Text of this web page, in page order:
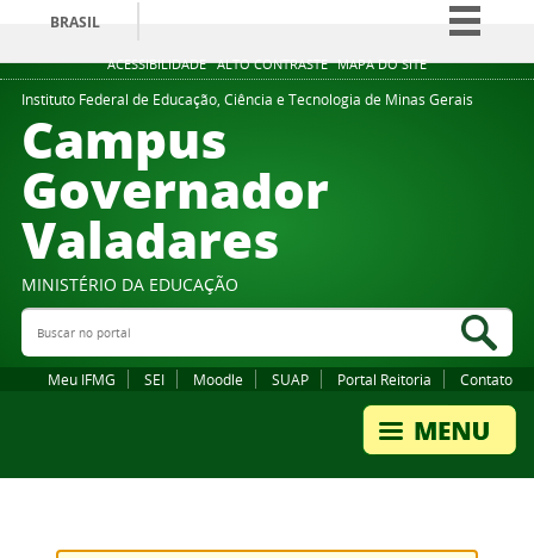
ACESSIBILIDADE ALTO CONTRASTE MAPA DO SITE
BRASIL
Simplifique!
Comunica BR
Instituto Federal de Educação, Ciência e Tecnologia de Minas Gerais
Campus
Governador
Valadares
MINISTÉRIO DA EDUCAÇÃO
Buscar no portal
Meu IFMG SEI Moodle SUAP Portal Reitoria Contato